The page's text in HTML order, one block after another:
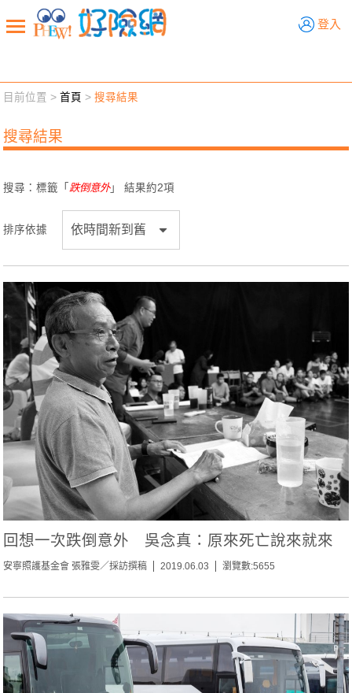
登入
新聞觀點 業務交流
退休先準備 好險學堂 輔銷工具 活動專區
目前位置 >首頁 >搜尋結果
搜尋結果
搜尋：標籤「跌倒意外」 結果約2項
排序依據
回想一次跌倒意外 吳念真：原來死亡說來就來
安寧照護基金會 張雅雯／採訪撰稿 2019.06.03 瀏覽數:5655